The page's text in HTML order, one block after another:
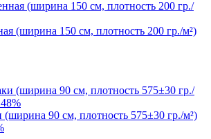
(ширина 150 см, плотность 200 гр./м²)
90 см, плотность 575±30 гр./м²)